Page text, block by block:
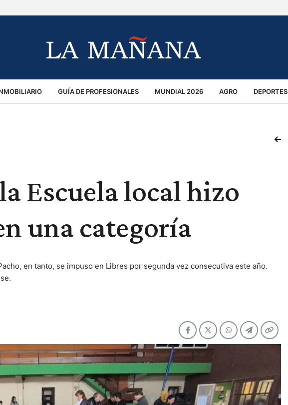
GUÍA DE PROFESIONALES MUNDIAL 2026 AGRO DEPORTES
Escuela local hizo
una categoría
en tanto, se impuso en Libres por segunda vez consecutiva este año.